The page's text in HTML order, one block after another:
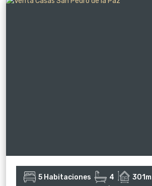
5 Habitaciones 4